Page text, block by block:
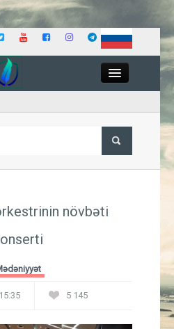
İqtisadiyyat
Güney Azərbaycan
növbəti
5 145